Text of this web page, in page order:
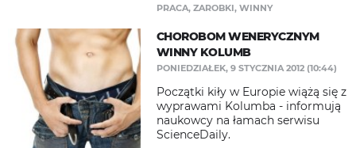
PRACA, ZAROBKI, WINNY
CHOROBOM WENERYCZNYM
WINNY KOLUMB
PONIEDZIAŁEK, 9 STYCZNIA 2012 (10:44)
Początki kiły w Europie wiążą się z
wyprawami Kolumba - informują
naukowcy na łamach serwisu
ScienceDaily.